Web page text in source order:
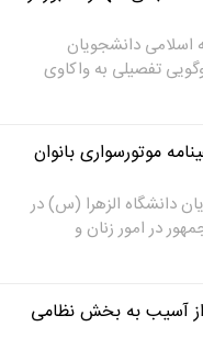
دانشجویان
تفصیلی به واکاوی
موتورسواری بانوان
دانشگاه الزهرا (س) در
در امور زنان و
از آسیب به بخش نظامی